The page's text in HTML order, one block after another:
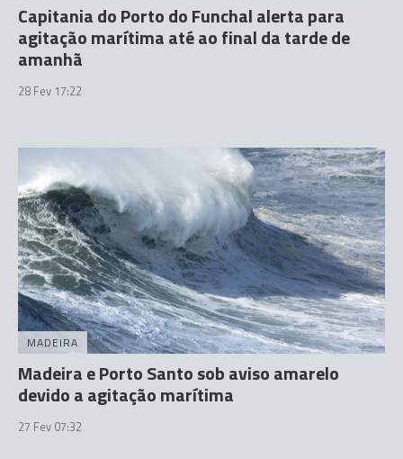
Capitania do Porto do Funchal alerta para
agitação marítima até ao final da tarde de
amanhã
28 Fev 17:22
MADEIRA
Madeira e Porto Santo sob aviso amarelo
devido a agitação marítima
27 Fev 07:32